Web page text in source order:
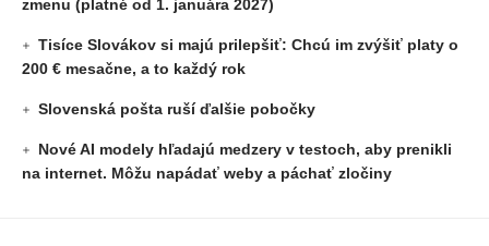
zmenu (platné od 1. januára 2027)
Tisíce Slovákov si majú prilepšiť: Chcú im zvýšiť platy o
200 € mesačne, a to každý rok
Slovenská pošta ruší ďalšie pobočky
Nové AI modely hľadajú medzery v testoch, aby prenikli
na internet. Môžu napádať weby a páchať zločiny